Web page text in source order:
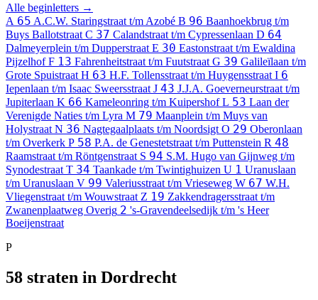
Alle beginletters →
A 65 A.C.W. Staringstraat t/m Azobé B 96 Baanhoekbrug t/m
Buys Ballotstraat C 37 Calandstraat t/m Cypressenlaan D 64
Dalmeyerplein t/m Dupperstraat E 30 Eastonstraat t/m Ewaldina
PijzelhofF 13 Fahrenheitstraat t/m Fuutstraat G 39 Galileïlaan t/m
Grote Spuistraat H 63 H.F. Tollensstraat t/m Huygensstraat I 6
Iepenlaan t/m Isaac Sweersstraat J 43 J.J.A. Goeverneurstraat t/m
Jupiterlaan K 66 Kameleonring t/m KuipershofL 53 Laan der
Verenigde Naties t/m Lyra M 79 Maanplein t/m Muys van
Holystraat N 36 Nagtegaalplaats t/m Noordsigt O 29 Oberonlaan
t/m Overkerk P 58 P.A. de Genestetstraat t/m Puttenstein R 48
Raamstraat t/m Röntgenstraat S 94 S.M. Hugo van Gijnweg t/m
Synodestraat T 34 Taankade t/m Twintighuizen U 1 Uranuslaan
t/m Uranuslaan V 99 Valeriusstraat t/m Vrieseweg W 67 W.H.
Vliegenstraat t/m Wouwstraat Z 19 Zakkendragersstraat t/m
Zwanenplaatweg Overig 2 's-Gravendeelsedijk t/m 's Heer
Boeijenstraat
P
58 straten in Dordrecht